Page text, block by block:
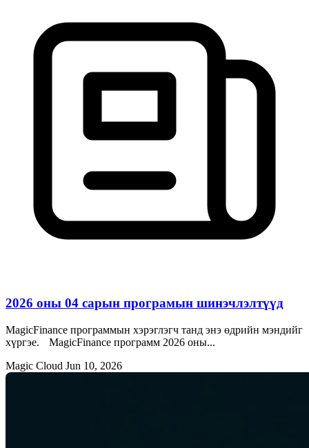
2026 оны 04 сарын програмын шинэчлэлтүүд
MagicFinance программын хэрэглэгч танд энэ өдрийн мэндийг
хүргэе. MagicFinance программ 2026 оны...
Magic Cloud Jun 10, 2026